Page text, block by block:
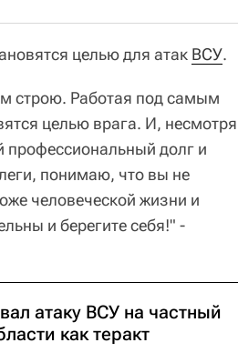
целью для атак ВСУ.
строю. Работая под самым
целью врага. И, несмотря
профессиональный долг и
понимаю, что вы не
человеческой жизни и
и берегите себя!" -
атаку ВСУ на частный
как теракт